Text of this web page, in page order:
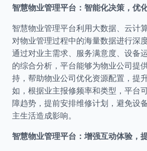
智慧物业管理平台：智能化决策，优
智慧物业管理平台利用大数据、云计
对物业管理过程中的海量数据进行深
通过对业主需求、服务满意度、设备
的综合分析，平台能够为物业公司提
持，帮助物业公司优化资源配置，提
如，根据业主报修频率和类型，平台
障趋势，提前安排维修计划，避免设
主生活造成影响。
智慧物业管理平台：增强互动体验，